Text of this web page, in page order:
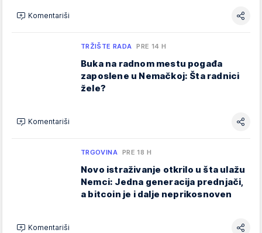
Komentariši
TRŽIŠTE RADA PRE 14 H
Buka na radnom mestu pogađa
zaposlene u Nemačkoj: Šta radnici
žele?
Komentariši
TRGOVINA PRE 18 H
Novo istraživanje otkrilo u šta ulažu
Nemci: Jedna generacija prednjači,
a bitcoin je i dalje neprikosnoven
Komentariši